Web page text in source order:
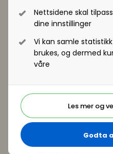
Nettsidene skal
dine innstillinger
Vi kan samle
brukes, og dermed
våre
Les mer og
Godta
Rapporten gir innsikt
kompetanseutvikling
Last ned
Rapport